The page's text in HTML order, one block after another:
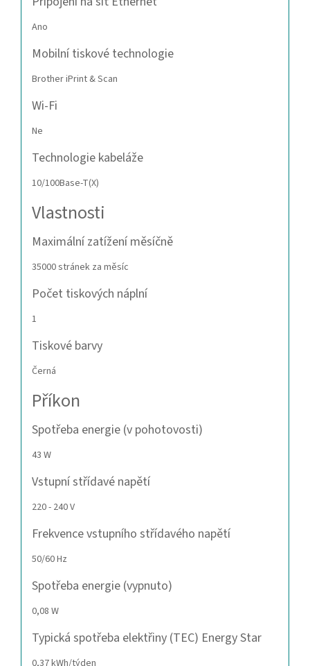
Ano
Mobilní tiskové technologie
Brother iPrint & Scan
Wi-Fi
Ne
Technologie kabeláže
10/100Base-T(X)
Vlastnosti
Maximální zatížení měsíčně
35000 stránek za měsíc
Počet tiskových náplní
1
Tiskové barvy
Černá
Příkon
Spotřeba energie (v pohotovosti)
43 W
Vstupní střídavé napětí
220 - 240 V
Frekvence vstupního střídavého napětí
50/60 Hz
Spotřeba energie (vypnuto)
0,08 W
Typická spotřeba elektřiny (TEC) Energy Star